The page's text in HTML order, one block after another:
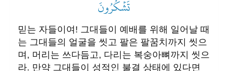
تَشۡكُرُونَ
믿는 자들이여! 그대들이 예배를 위해 일어날 때
는 그대들의 얼굴을 씻고 팔은 팔꿈치까지 씻으
며, 머리는 쓰다듬고, 다리는 복숭아뼈까지 씻으
라. 만약 그대들이 성적인 불결 상태에 있다면